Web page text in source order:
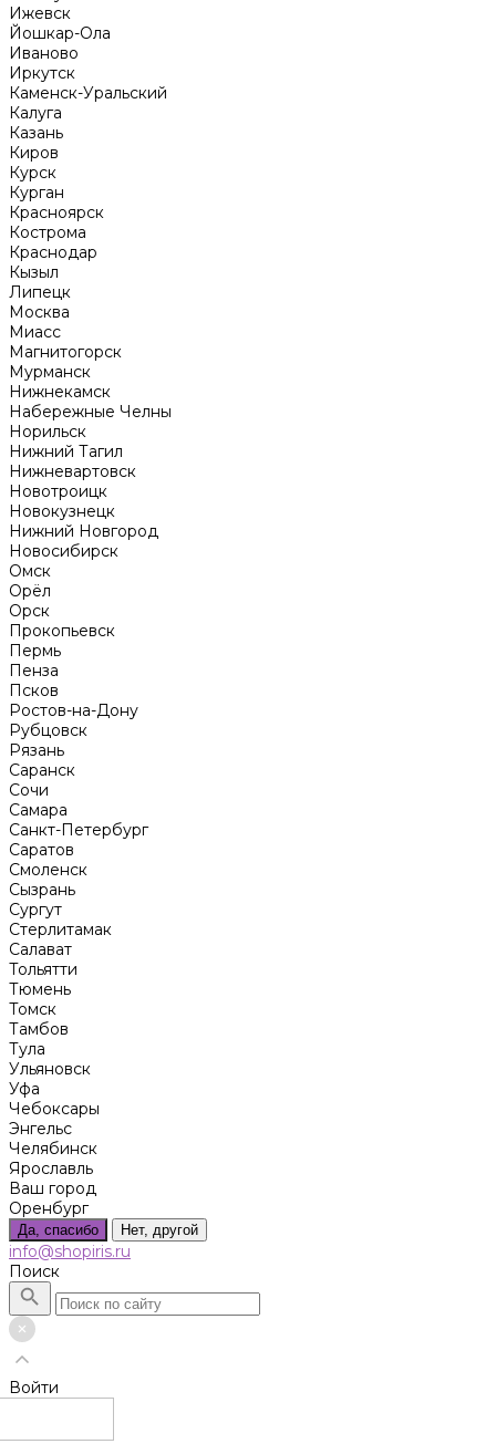
Ижевск
Йошкар-Ола
Иваново
Иркутск
Каменск-Уральский
Калуга
Казань
Киров
Курск
Курган
Красноярск
Кострома
Краснодар
Кызыл
Липецк
Москва
Миасс
Магнитогорск
Мурманск
Нижнекамск
Набережные Челны
Норильск
Нижний Тагил
Нижневартовск
Новотроицк
Новокузнецк
Нижний Новгород
Новосибирск
Омск
Орёл
Орск
Прокопьевск
Пермь
Пенза
Псков
Ростов-на-Дону
Рубцовск
Рязань
Саранск
Сочи
Самара
Санкт-Петербург
Саратов
Смоленск
Сызрань
Сургут
Стерлитамак
Салават
Тольятти
Тюмень
Томск
Тамбов
Тула
Ульяновск
Уфа
Чебоксары
Энгельс
Челябинск
Ярославль
Ваш город
Оренбург
Да, спасибо Нет, другой
info@shopiris.ru
Поиск
Войти